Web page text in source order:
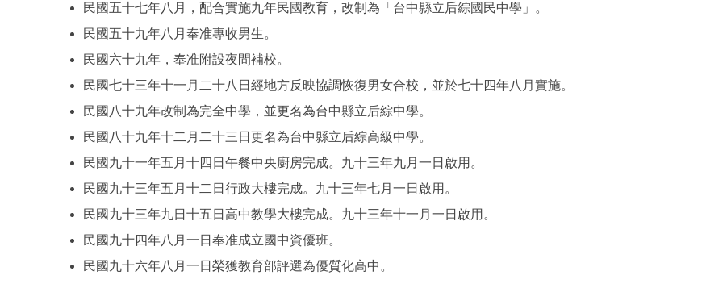
民國五十七年八月，配合實施九年民國教育，改制為「台中縣立后綜國民中學」。
民國五十九年八月奉准專收男生。
民國六十九年，奉准附設夜間補校。
民國七十三年十一月二十八日經地方反映協調恢復男女合校，並於七十四年八月實施。
民國八十九年改制為完全中學，並更名為台中縣立后綜中學。
民國八十九年十二月二十三日更名為台中縣立后綜高級中學。
民國九十一年五月十四日午餐中央廚房完成。九十三年九月一日啟用。
民國九十三年五月十二日行政大樓完成。九十三年七月一日啟用。
民國九十三年九日十五日高中教學大樓完成。九十三年十一月一日啟用。
民國九十四年八月一日奉准成立國中資優班。
民國九十六年八月一日榮獲教育部評選為優質化高中。